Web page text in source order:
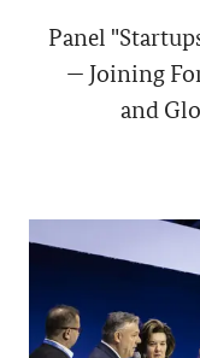
Panel
— Joining
and